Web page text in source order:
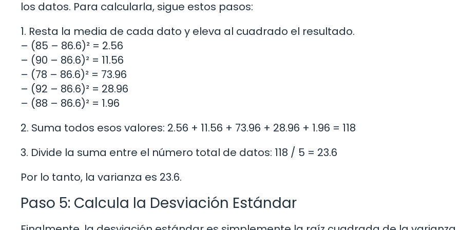
los datos. Para calcularla, sigue estos pasos:
1. Resta la media de cada dato y eleva al cuadrado el resultado.
– (85 – 86.6)² = 2.56
– (90 – 86.6)² = 11.56
– (78 – 86.6)² = 73.96
– (92 – 86.6)² = 28.96
– (88 – 86.6)² = 1.96
2. Suma todos esos valores: 2.56 + 11.56 + 73.96 + 28.96 + 1.96 = 118
3. Divide la suma entre el número total de datos: 118 / 5 = 23.6
Por lo tanto, la varianza es 23.6.
Paso 5: Calcula la Desviación Estándar